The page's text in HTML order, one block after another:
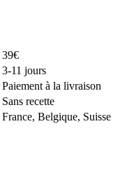
39€
3-11 jours
Paiement à la livraison
Sans recette
France, Belgique, Suisse